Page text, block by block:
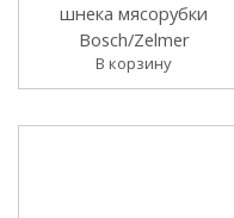
шнека мясорубки
Bosch/Zelmer
В корзину